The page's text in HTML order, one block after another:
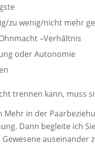
zu wenig/nicht mehr
–Verhältnis
oder Autonomie
trennen kann, muss
in der
Dann begleite ich
auseinander